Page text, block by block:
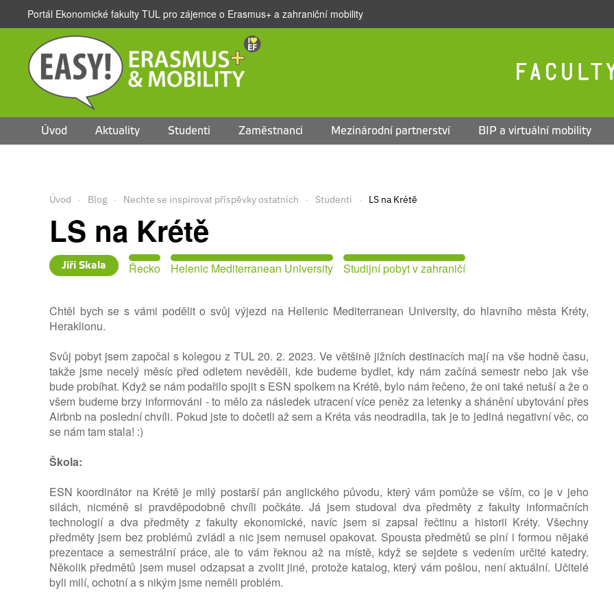
Přejít na hlavní obsah
Portál Ekonomické fakulty TUL pro zájemce o Erasmus+ a zahraniční mobility
Úvod Aktuality Studenti Zaměstnanci Mezinárodní partnerství BIP a virtuální mobility
Úvod Blog Nechte se inspirovat příspěvky ostatních Studenti LS na Krétě
LS na Krétě
Jiří Skala Řecko Helenic Mediterranean University Studijní pobyt v zahraničí
Chtěl bych se s vámi podělit o svůj výjezd na Hellenic Mediterranean University, do hlavního města Kréty,
Heraklionu.
Svůj pobyt jsem započal s kolegou z TUL 20. 2. 2023. Ve většině jižních destinacích mají na vše hodně času,
takže jsme necelý měsíc před odletem nevěděli, kde budeme bydlet, kdy nám začíná semestr nebo jak vše
bude probíhat. Když se nám podařilo spojit s ESN spolkem na Krétě, bylo nám řečeno, že oni také netuší a že o
všem budeme brzy informováni - to mělo za následek utracení více peněz za letenky a shánění ubytování přes
Airbnb na poslední chvíli. Pokud jste to dočetli až sem a Kréta vás neodradila, tak je to jediná negativní věc, co
se nám tam stala! :)
Škola:
ESN koordinátor na Krétě je milý postarší pán anglického původu, který vám pomůže se vším, co je v jeho
silách, nicméně si pravděpodobně chvíli počkáte. Já jsem studoval dva předměty z fakulty informačních
technologií a dva předměty z fakulty ekonomické, navíc jsem si zapsal řečtinu a historii Kréty. Všechny
předměty jsem bez problémů zvládl a nic jsem nemusel opakovat. Spousta předmětů se plní i formou nějaké
prezentace a semestrální práce, ale to vám řeknou až na místě, když se sejdete s vedením určité katedry.
Několik předmětů jsem musel odzapsat a zvolit jiné, protože katalog, který vám pošlou, není aktuální. Učitelé
byli milí, ochotní a s nikým jsme neměli problém.